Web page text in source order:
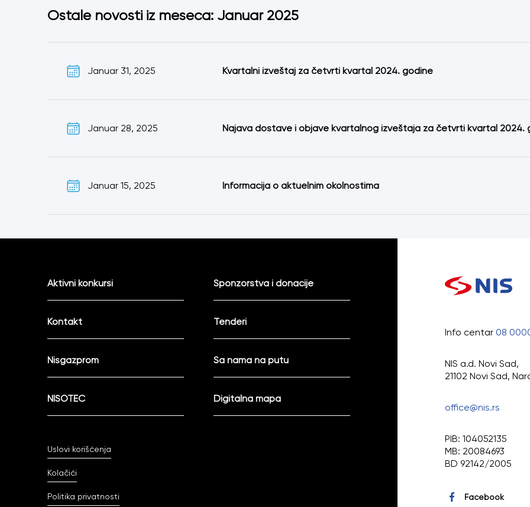
Ostale novosti iz meseca: Januar 2025
Januar 31, 2025 Kvartalni izveštaj za četvrti kvartal 2024. godine
Januar 28, 2025 Najava dostave i objave kvartalnog izveštaja za četvrti kvartal 2024.
Januar 15, 2025 Informacija o aktuelnim okolnostima
Aktivni konkursi Sponzorstva i donacije
Kontakt Tenderi
Nisgazprom Sa nama na putu
NISOTEC Digitalna mapa
Uslovi korišćenja
Kolačići
Politika privatnosti
Info centar 08
NIS a.d. Novi Sad,
21102 Novi Sad,
office@nis.rs
PIB: 104052135
MB: 20084693
BD 92142/2005
Facebook